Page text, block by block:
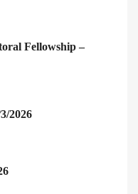
Fellowship –
2026